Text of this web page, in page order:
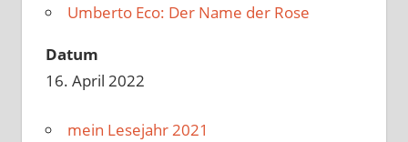
Umberto Eco: Der Name der Rose
Datum
16. April 2022
mein Lesejahr 2021